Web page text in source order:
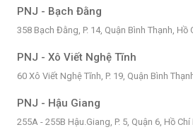
PNJ - Bạch Đằng
358 Bạch Đằng, P. 14, Quận Bình Thạnh, Hồ
PNJ - Xô Viết Nghệ Tĩnh
60 Xô Viết Nghệ Tĩnh, P. 19, Quận Bình
PNJ - Hậu Giang
255A - 255B Hậu.Giang, P. 5, Quận 6, Hồ Chí